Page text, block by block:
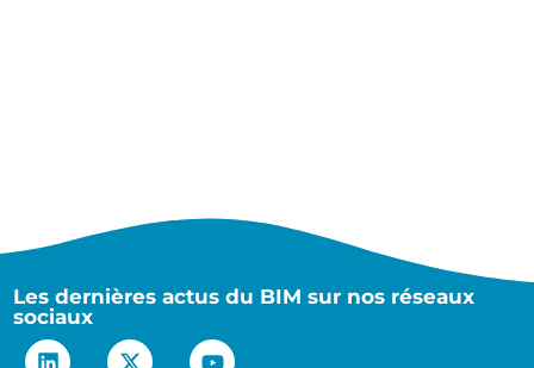
Les dernières actus du BIM sur nos réseaux
sociaux